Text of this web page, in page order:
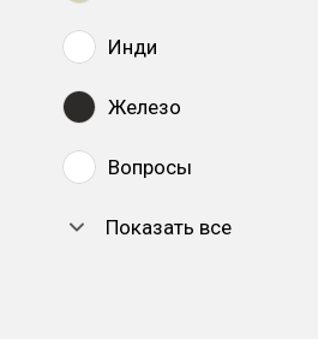
Инди
Железо
Вопросы
Показать все